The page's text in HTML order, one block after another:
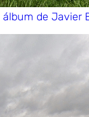
álbum de Javier